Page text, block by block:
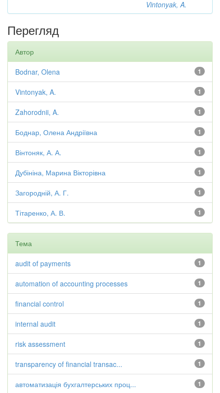
Vintonyak, A.
Перегляд
Автор
1
Bodnar, Olena
1
Vintonyak, A.
1
Zahorodnii, A.
1
Боднар, Олена Андріївна
1
Вінтоняк, А. А.
1
Дубініна, Марина Вікторівна
1
Загородній, А. Г.
1
Тітаренко, А. В.
Тема
1
audit of payments
1
automation of accounting processes
1
financial control
1
internal audit
1
risk assessment
1
transparency of financial transac...
1
автоматизація бухгалтерських проц...